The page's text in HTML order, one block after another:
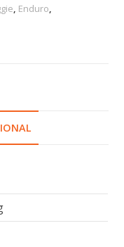
, Enduro,